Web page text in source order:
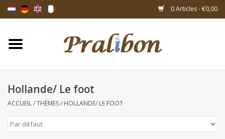
0 Articles - €0,00
Accueil
Sacs & sachets
Rubans & décoration
Hollande/ Le foot
ACCUEIL/THÈMES/ HOLLANDE/ LE FOOT